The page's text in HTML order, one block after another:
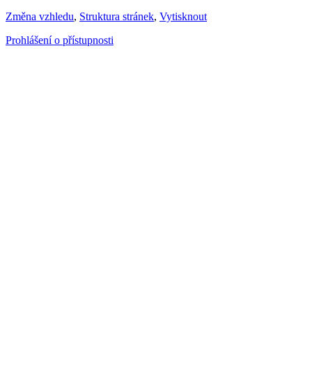
Změna vzhledu, Struktura stránek, Vytisknout
Prohlášení o přístupnosti